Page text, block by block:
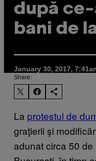
după
bani de
January 30, 2017,
Share:
La protestul de
graţierii şi
adunat circa 50 de